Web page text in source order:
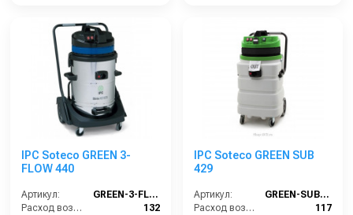
IPC Soteco GREEN 3-
FLOW 440
Артикул:
GREEN-3-FLOW-440
Расход воздуха (л/сек):
132
IPC Soteco GREEN SUB
429
Артикул:
GREEN-SUB-429
Расход воздуха (л/сек):
117